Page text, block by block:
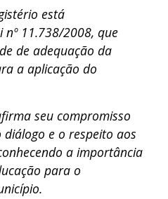
está
nº 11.738/2008, que
de adequação da
a aplicação do
seu compromisso
e o respeito aos
a importância
para o